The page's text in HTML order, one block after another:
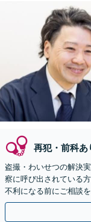
再犯・前科あ
盗撮・わいせつの解決
察に呼び出されている
不利になる前にご相談
任せ【事務所の相談年